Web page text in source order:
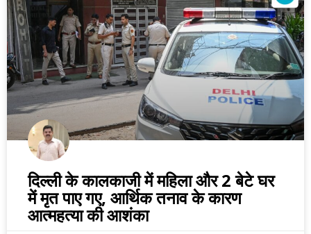
दिल्ली के कालकाजी में महिला और 2 बेटे घर
में मृत पाए गए, आर्थिक तनाव के कारण
आत्महत्या की आशंका